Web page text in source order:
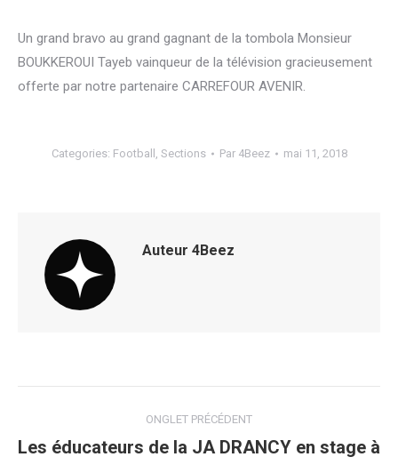
Un grand bravo au grand gagnant de la tombola Monsieur
BOUKKEROUI Tayeb vainqueur de la télévision gracieusement
offerte par notre partenaire CARREFOUR AVENIR.
Categories: Football , Sections Par 4Beez mai 11, 2018
Auteur 4Beez
de
ONGLET PRÉCÉDENT
Onglet
Les éducateurs de la JA DRANCY en stage à